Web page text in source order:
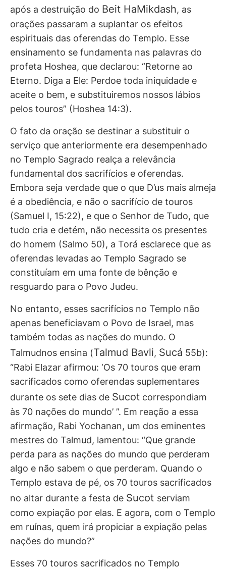
após a destruição do Beit HaMikdash, as
orações passaram a suplantar os efeitos
espirituais das oferendas do Templo. Esse
ensinamento se fundamenta nas palavras do
profeta Hoshea, que declarou: “Retorne ao
Eterno. Diga a Ele: Perdoe toda iniquidade e
aceite o bem, e substituiremos nossos lábios
pelos touros” (Hoshea 14:3).
O fato da oração se destinar a substituir o
serviço que anteriormente era desempenhado
no Templo Sagrado realça a relevância
fundamental dos sacrifícios e oferendas.
Embora seja verdade que o que D’us mais almeja
é a obediência, e não o sacrifício de touros
(Samuel I, 15:22), e que o Senhor de Tudo, que
tudo cria e detém, não necessita os presentes
do homem (Salmo 50), a Torá esclarece que as
oferendas levadas ao Templo Sagrado se
constituíam em uma fonte de bênção e
resguardo para o Povo Judeu.
No entanto, esses sacrifícios no Templo não
apenas beneficiavam o Povo de Israel, mas
também todas as nações do mundo. O
Talmudnos ensina (Talmud Bavli, Sucá 55b):
“Rabi Elazar afirmou: ‘Os 70 touros que eram
sacrificados como oferendas suplementares
durante os sete dias de Sucot correspondiam
às 70 nações do mundo’ ”. Em reação a essa
afirmação, Rabi Yochanan, um dos eminentes
mestres do Talmud, lamentou: “Que grande
perda para as nações do mundo que perderam
algo e não sabem o que perderam. Quando o
Templo estava de pé, os 70 touros sacrificados
no altar durante a festa de Sucot serviam
como expiação por elas. E agora, com o Templo
em ruínas, quem irá propiciar a expiação pelas
nações do mundo?”
Esses 70 touros sacrificados no Templo